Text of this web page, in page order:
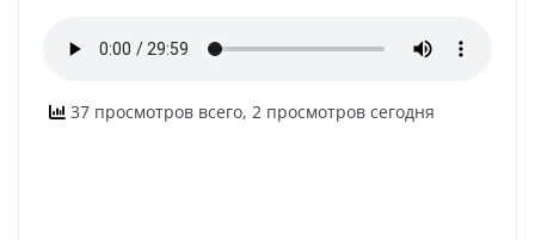
37 просмотров всего, 2 просмотров сегодня